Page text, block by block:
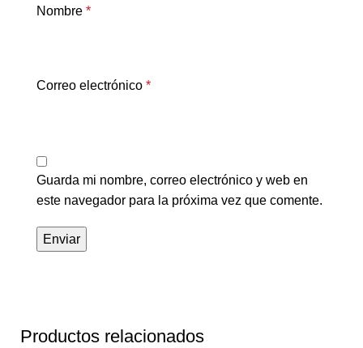
Nombre *
Correo electrónico *
Guarda mi nombre, correo electrónico y web en
este navegador para la próxima vez que comente.
Productos relacionados